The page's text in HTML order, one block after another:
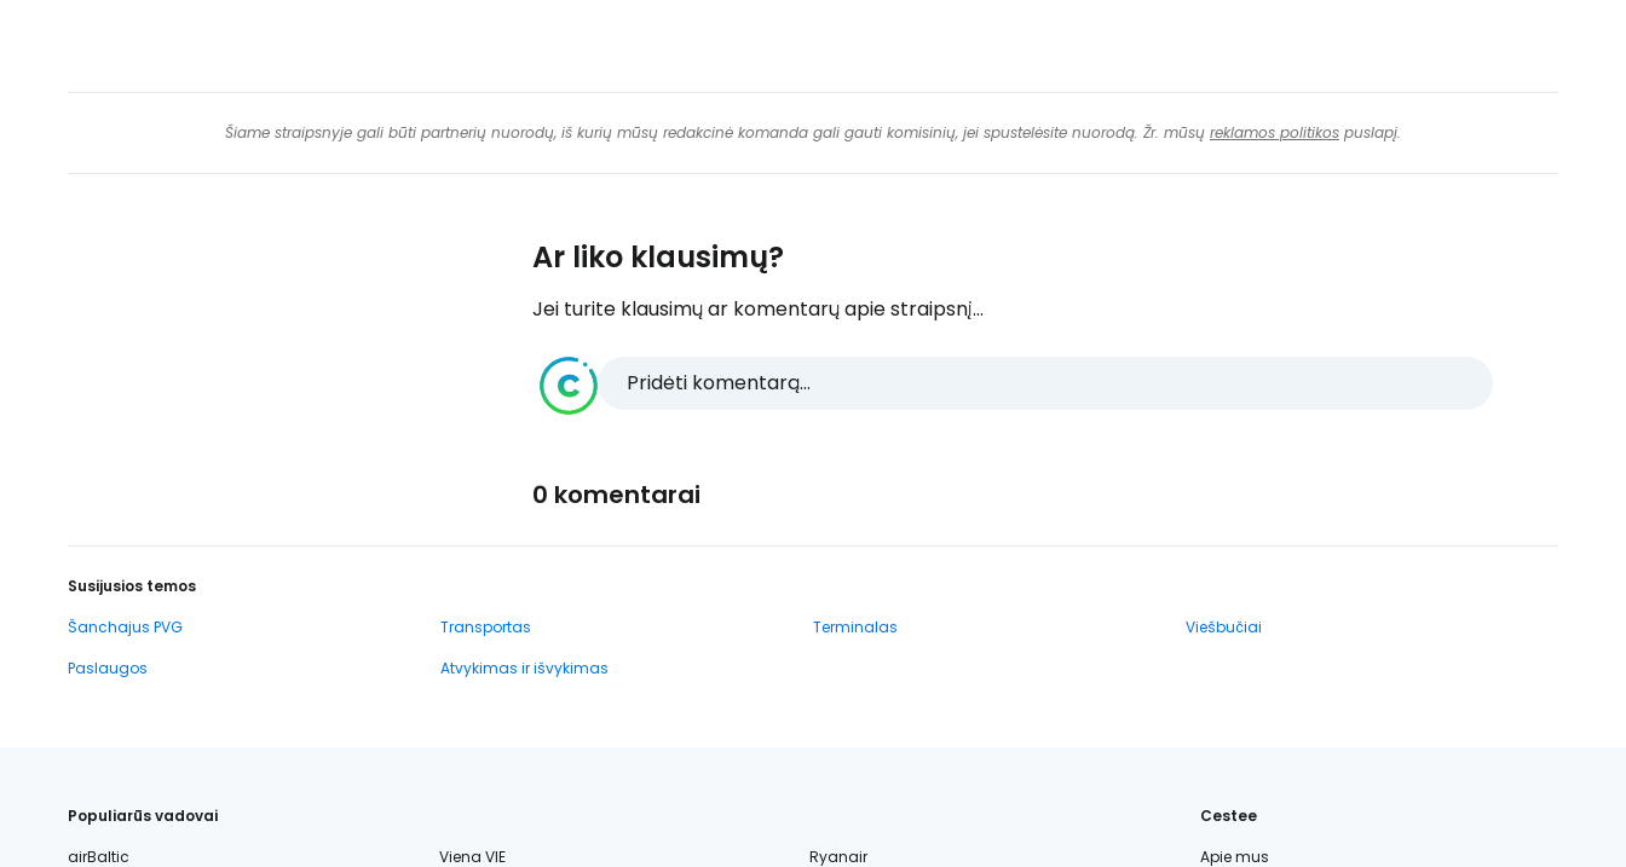
Šiame straipsnyje gali būti partnerių nuorodų, iš kurių mūsų redakcinė komanda gali gauti komisinių, jei spustelėsite nuorodą. Žr. mūsų reklamos politikos puslapį.
Ar liko klausimų?
Jei turite klausimų ar komentarų apie straipsnį...
Pridėti komentarą...
0 komentarai
Susijusios temos
Šanchajus PVG
Transportas Terminalas
Viešbučiai
Paslaugos
Atvykimas ir išvykimas
Populiarūs vadovai
airBaltic
Viena VIE Ryanair
Cestee
Apie mus